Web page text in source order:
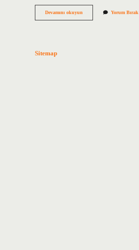
Devamını okuyun
Davanın
Yorum Bırak
Sitemap